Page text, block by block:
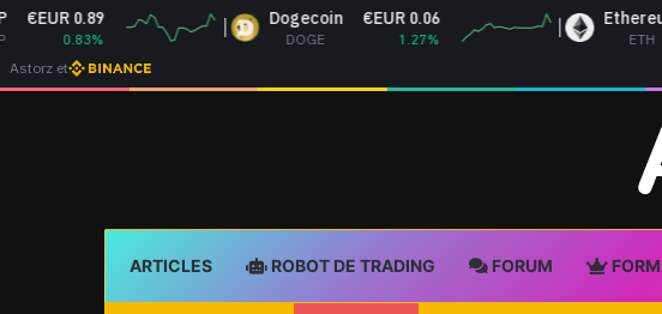
€EUR 0.89
0.83%
Dogecoin
DOGE
€EUR 0.06
1.27%
Ethereum
Astorz et
ARTICLES ROBOT DE TRADING FORUM